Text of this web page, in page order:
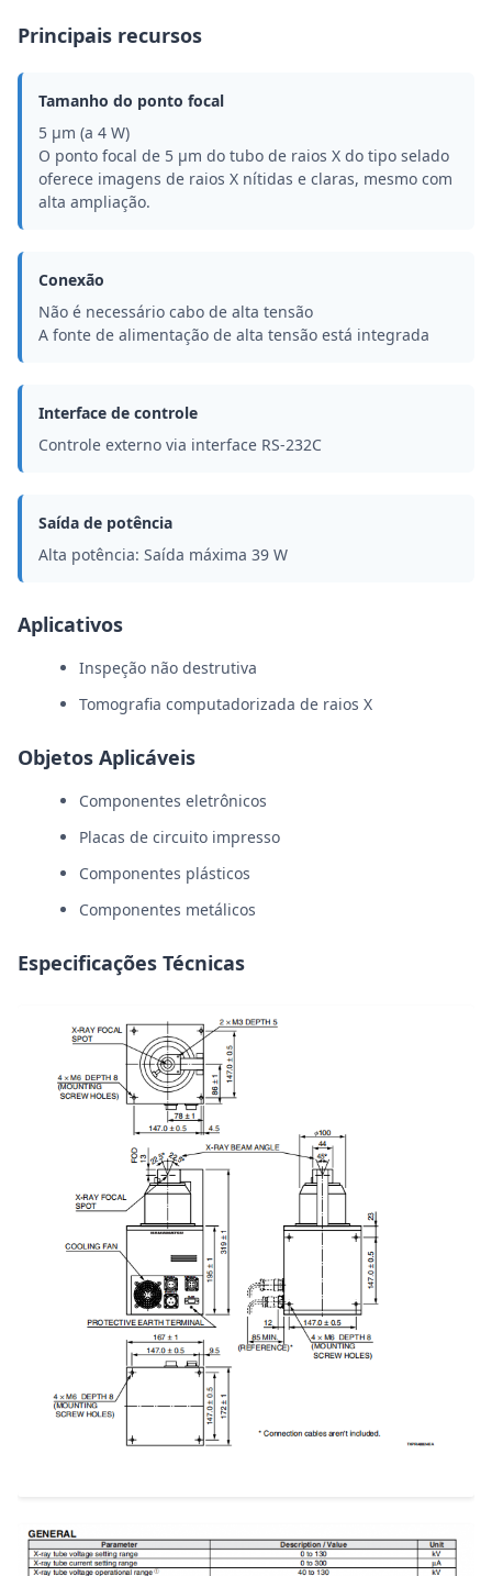
Principais recursos
Tamanho do ponto focal
5 μm (a 4 W)
O ponto focal de 5 μm do tubo de raios X do tipo selado
oferece imagens de raios X nítidas e claras, mesmo com
alta ampliação.
Conexão
Não é necessário cabo de alta tensão
A fonte de alimentação de alta tensão está integrada
Interface de controle
Controle externo via interface RS-232C
Saída de potência
Alta potência: Saída máxima 39 W
Aplicativos
Inspeção não destrutiva
Tomografia computadorizada de raios X
Objetos Aplicáveis
Componentes eletrônicos
Placas de circuito impresso
Componentes plásticos
Componentes metálicos
Especificações Técnicas